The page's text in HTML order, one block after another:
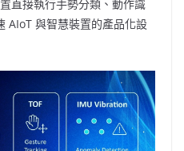
直接執行手勢分類、動作識
AIoT 與智慧裝置的產品化設